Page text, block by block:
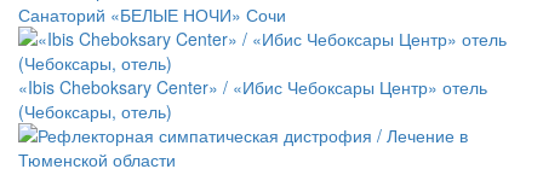
Санаторий «БЕЛЫЕ НОЧИ» Сочи
«Ibis Cheboksary Center» / «Ибис Чебоксары Центр» отель
(Чебоксары, отель)